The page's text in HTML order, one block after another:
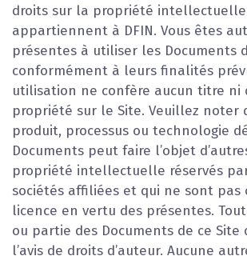
droits sur la propriété
appartiennent à DFIN. Vous êtes
présentes à utiliser les Documents
conformément à leurs finalités
utilisation ne confère aucun titre ni
propriété sur le Site. Veuillez noter
produit, processus ou technologie
Documents peut faire l’objet
propriété intellectuelle réservés par
sociétés affiliées et qui ne sont pas
licence en vertu des présentes.
ou partie des Documents de ce Site
l’avis de droits d’auteur. Aucune